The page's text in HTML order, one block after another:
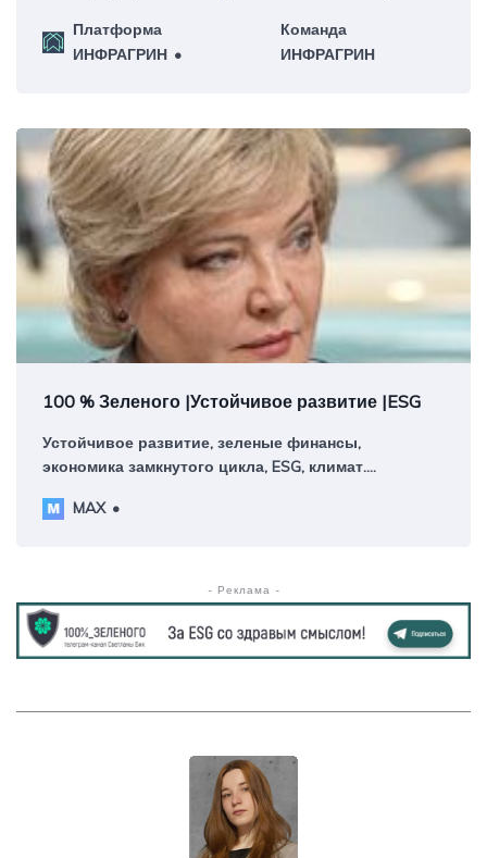
честь!Платформа
ИНФРАГРИН
Команда
ИНФРАГРИН
100 % Зеленого |Устойчивое развитие |ESG
Устойчивое развитие, зеленые финансы,
экономика замкнутого цикла, ESG, климат.
ИНФРАГРИН Светланы Бик
MAX
- Реклама -